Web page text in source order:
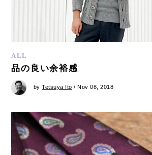
ALL
品の良い余裕感
byTetsuya Ito / Nov 08, 2018